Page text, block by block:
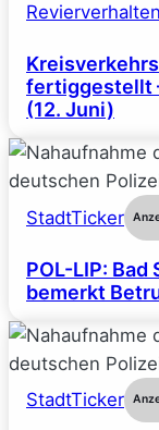
Revierverhalten
fertiggestellt
(12. Juni)
StadtTicker
POL-LIP:
bemerkt
StadtTicker